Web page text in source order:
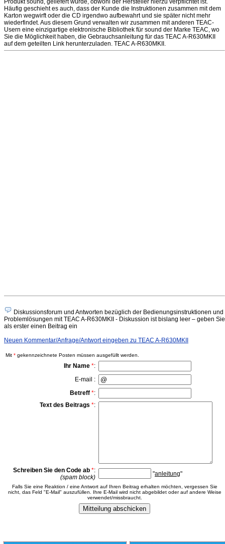
Produkt sound, geliefert wurde, obwohl der Hersteller hierzu verpflichtet ist.
Häufig geschieht es auch, dass der Kunde die Instruktionen zusammen mit dem
Karton wegwirft oder die CD irgendwo aufbewahrt und sie später nicht mehr
wiederfindet. Aus diesem Grund verwalten wir zusammen mit anderen TEAC-
Usern eine einzigartige elektronische Bibliothek für sound der Marke TEAC, wo
Sie die Möglichkeit haben, die Gebrauchsanleitung für das TEAC A-R630MKII
auf dem geteilten Link herunterzuladen. TEAC A-R630MKII.
Diskussionsforum und Antworten bezüglich der Bedienungsinstruktionen und
Problemlösungen mit TEAC A-R630MKII - Diskussion ist bislang leer – geben Sie
als erster einen Beitrag ein
Neuen Kommentar/Anfrage/Antwort eingeben zu TEAC A-R630MKII
Mit * gekennzeichnete Posten müssen ausgefüllt werden.
Ihr Name *:
E-mail :
Betreff *:
Text des Beitrags *:
Schreiben Sie den Code ab *:
(spam block)
"anleitung"
Falls Sie eine Reaktion / eine Antwort auf Ihren Beitrag erhalten möchten, vergessen Sie
nicht, das Feld "E-Mail" auszufüllen. Ihre E-Mail wird nicht abgebildet oder auf andere Weise
verwendet/missbraucht.